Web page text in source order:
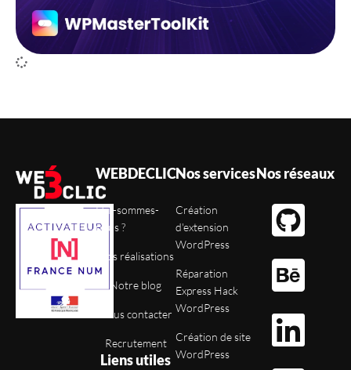
WEBDECLIC
Qui-sommes-
nous ?
Nos réalisations
Notre blog
Nous contacter
Recrutement
Liens utiles
Nos services
Création
d'extension
WordPress
Réparation
Express Hack
WordPress
Création de site
WordPress
Nos réseaux